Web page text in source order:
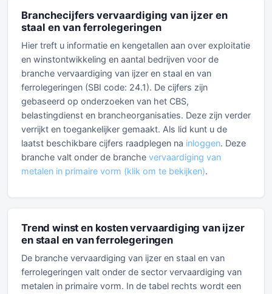
Branchecijfers vervaardiging van ijzer en
staal en van ferrolegeringen
Hier treft u informatie en kengetallen aan over exploitatie
en winstontwikkeling en aantal bedrijven voor de
branche vervaardiging van ijzer en staal en van
ferrolegeringen (SBI code: 24.1). De cijfers zijn
gebaseerd op onderzoeken van het CBS,
belastingdienst en brancheorganisaties. Deze zijn verder
verrijkt en toegankelijker gemaakt. Als lid kunt u de
laatst beschikbare cijfers raadplegen na inloggen. Deze
branche valt onder de branche vervaardiging van
metalen in primaire vorm (klik om te bekijken).
Trend winst en kosten vervaardiging van ijzer
en staal en van ferrolegeringen
De branche vervaardiging van ijzer en staal en van
ferrolegeringen valt onder de sector vervaardiging van
metalen in primaire vorm. In de tabel rechts wordt een